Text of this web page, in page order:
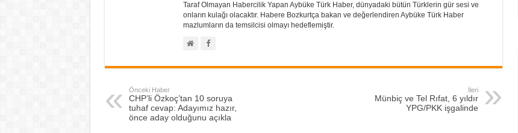
Taraf Olmayan Habercilik Yapan Aybüke Türk Haber, dünyadaki bütün Türklerin gür sesi ve
onların kulağı olacaktır. Habere Bozkurtça bakan ve değerlendiren Aybüke Türk Haber
mazlumların da temsilcisi olmayı hedeflemiştir.
Önceki Haber
CHP’li Özkoç’tan 10 soruya
tuhaf cevap: Adayımız hazır,
önce aday olduğunu açıkla
İleri
Münbiç ve Tel Rıfat, 6 yıldır
YPG/PKK işgalinde